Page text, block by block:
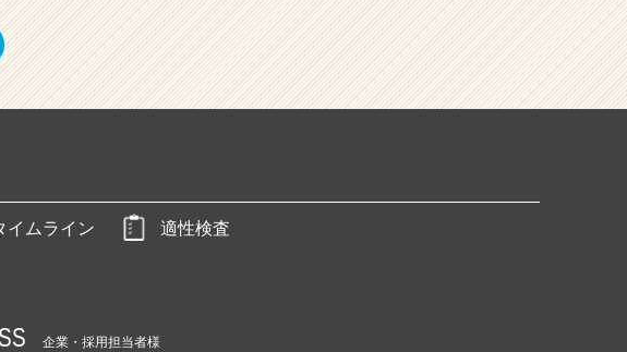
イムライン 適性検査
企業・採用担当者様